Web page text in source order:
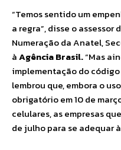
“Temos sentido um
a regra”, disse o
Numeração da Anatel,
àAgência Brasil.“Mas
implementação do código
lembrou que, embora o
obrigatório em 10 de
celulares, as empresas
de julho para se adequar